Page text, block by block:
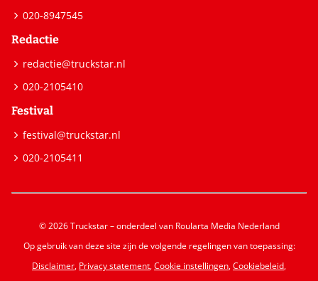
020-8947545
Redactie
redactie@truckstar.nl
020-2105410
Festival
festival@truckstar.nl
020-2105411
© 2026 Truckstar – onderdeel van Roularta Media Nederland
Op gebruik van deze site zijn de volgende regelingen van toepassing:
Disclaimer, Privacy statement,Cookie instellingen,Cookiebeleid,